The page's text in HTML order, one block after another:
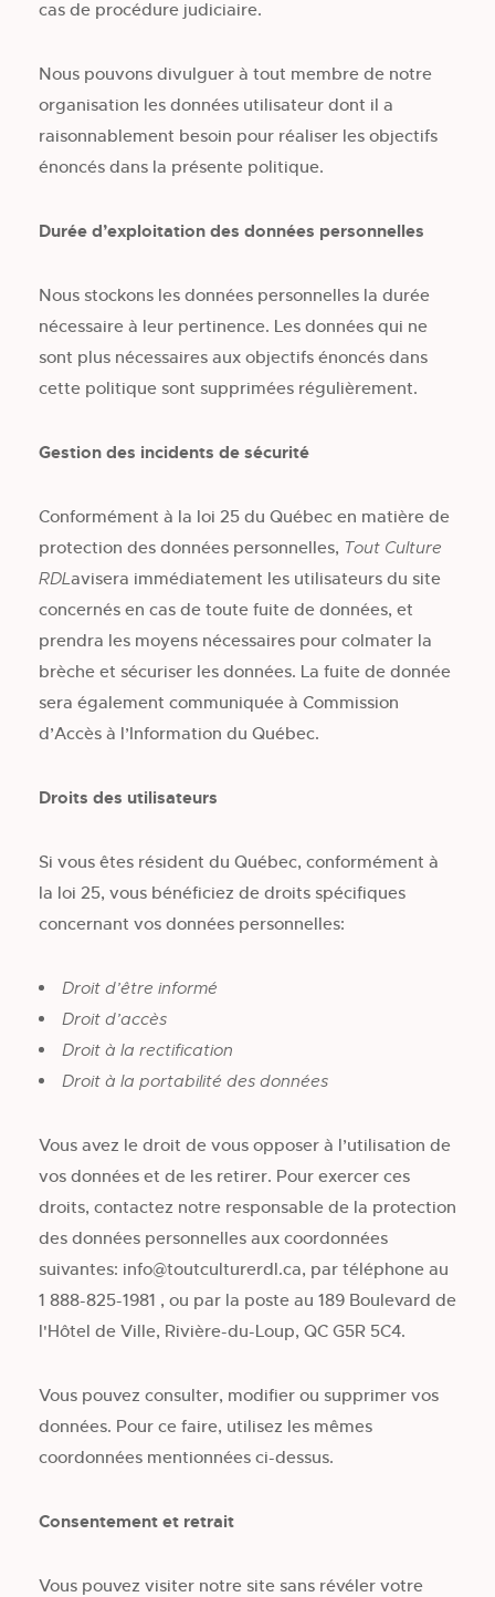
cas de procédure judiciaire.
Nous pouvons divulguer à tout membre de notre
organisation les données utilisateur dont il a
raisonnablement besoin pour réaliser les objectifs
énoncés dans la présente politique.
Durée d’exploitation des données personnelles
Nous stockons les données personnelles la durée
nécessaire à leur pertinence. Les données qui ne
sont plus nécessaires aux objectifs énoncés dans
cette politique sont supprimées régulièrement.
Gestion des incidents de sécurité
Conformément à la loi 25 du Québec en matière de
protection des données personnelles, Tout Culture
RDLavisera immédiatement les utilisateurs du site
concernés en cas de toute fuite de données, et
prendra les moyens nécessaires pour colmater la
brèche et sécuriser les données. La fuite de donnée
sera également communiquée à Commission
d’Accès à l’Information du Québec.
Droits des utilisateurs
Si vous êtes résident du Québec, conformément à
la loi 25, vous bénéficiez de droits spécifiques
concernant vos données personnelles:
Droit d’être informé
Droit d’accès
Droit à la rectification
Droit à la portabilité des données
Vous avez le droit de vous opposer à l’utilisation de
vos données et de les retirer. Pour exercer ces
droits, contactez notre responsable de la protection
des données personnelles aux coordonnées
suivantes: info@toutculturerdl.ca, par téléphone au
1 888-825-1981 , ou par la poste au 189 Boulevard de
l'Hôtel de Ville, Rivière-du-Loup, QC G5R 5C4.
Vous pouvez consulter, modifier ou supprimer vos
données. Pour ce faire, utilisez les mêmes
coordonnées mentionnées ci-dessus.
Consentement et retrait
Vous pouvez visiter notre site sans révéler votre